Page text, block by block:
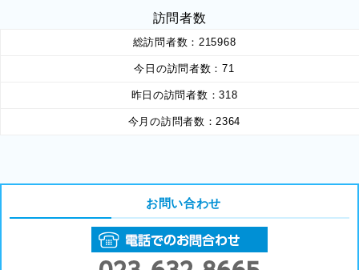
訪問者数
総訪問者数： 215968
今日の訪問者数：71
昨日の訪問者数：318
今月の訪問者数： 2364
お問い合わせ